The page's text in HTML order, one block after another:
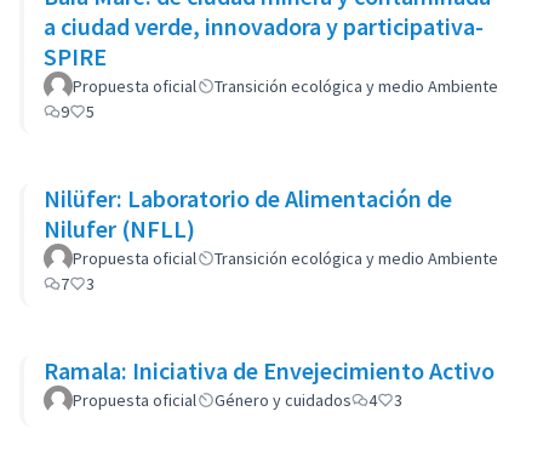
a ciudad verde, innovadora y participativa-
SPIRE
Propuesta oficial
Transición ecológica y medio Ambiente
9
5
Nilüfer: Laboratorio de Alimentación de
Nilufer (NFLL)
Propuesta oficial
Transición ecológica y medio Ambiente
7
3
Ramala: Iniciativa de Envejecimiento Activo
Propuesta oficial Género y cuidados 4 3